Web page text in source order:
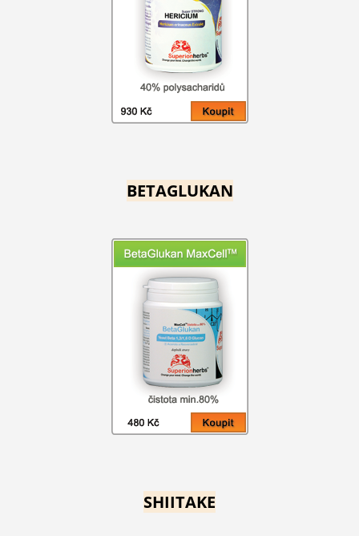
BETAGLUKAN
SHIITAKE